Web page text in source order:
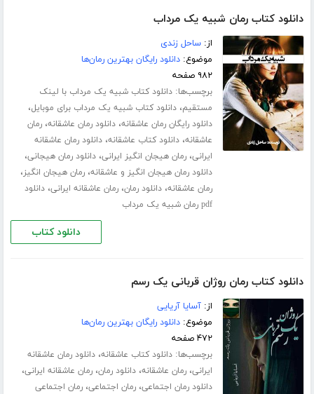
دانلود کتاب رمان شبیه یک مرداب
از:ساحل زندی
موضوع:دانلود رایگان بهترین رمان‌ها
۹۸۲ صفحه
برچسب‌ها:دانلود کتاب شبیه یک مرداب با لینک
مستقیم،دانلود کتاب شبیه یک مرداب برای موبایل،
دانلود رایگان رمان عاشقانه،دانلود رمان عاشقانه،رمان
عاشقانه،دانلود کتاب عاشقانه،دانلود رمان عاشقانه
ایرانی،رمان هیجان انگیز ایرانی،دانلود رمان هیجانی،
دانلود رمان هیجان انگیز و عاشقانه،رمان هیجان انگیز،
رمان عاشقانه،دانلود رمان،رمان عاشقانه ایرانی،دانلود
pdf رمان شبیه یک مرداب
دانلود کتاب
دانلود کتاب رمان روژان قربانی یک رسم
از:آسایا آریایی
موضوع:دانلود رایگان بهترین رمان‌ها
۴۷۲ صفحه
برچسب‌ها:دانلود کتاب عاشقانه،دانلود رمان عاشقانه
ایرانی،رمان عاشقانه،دانلود رمان،رمان عاشقانه ایرانی،
دانلود رمان اجتماعی،رمان اجتماعی،رمان اجتماعی